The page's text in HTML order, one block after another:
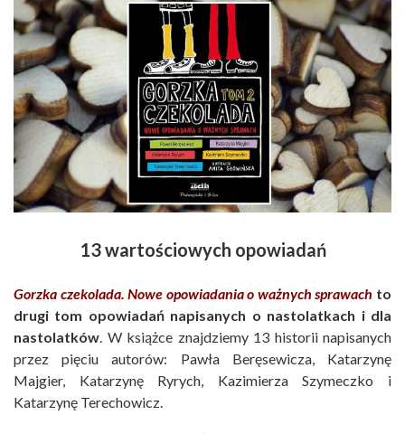
13 wartościowych opowiadań
Gorzka czekolada. Nowe opowiadania o ważnych sprawach to
drugi tom opowiadań napisanych o nastolatkach i dla
nastolatków. W książce znajdziemy 13 historii napisanych
przez pięciu autorów: Pawła Beręsewicza, Katarzynę
Majgier, Katarzynę Ryrych, Kazimierza Szymeczko i
Katarzynę Terechowicz.